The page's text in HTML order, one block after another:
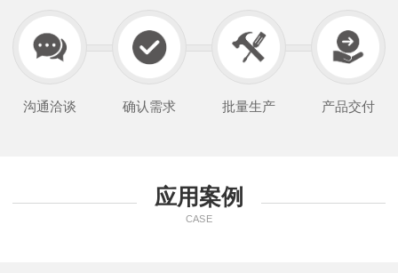
沟通洽谈 确认需求 批量生产 产品交付
应用案例
CASE